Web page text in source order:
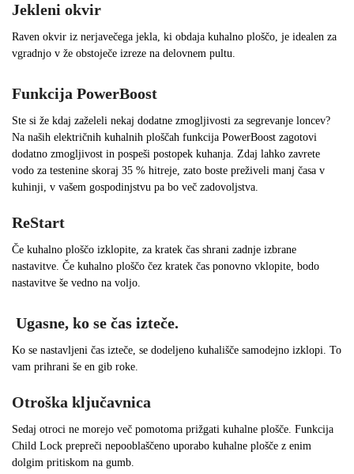
Jekleni okvir
Raven okvir iz nerjavečega jekla, ki obdaja kuhalno ploščo, je idealen za
vgradnjo v že obstoječe izreze na delovnem pultu.
Funkcija PowerBoost
Ste si že kdaj zaželeli nekaj dodatne zmogljivosti za segrevanje loncev?
Na naših električnih kuhalnih ploščah funkcija PowerBoost zagotovi
dodatno zmogljivost in pospeši postopek kuhanja. Zdaj lahko zavrete
vodo za testenine skoraj 35 % hitreje, zato boste preživeli manj časa v
kuhinji, v vašem gospodinjstvu pa bo več zadovoljstva.
ReStart
Če kuhalno ploščo izklopite, za kratek čas shrani zadnje izbrane
nastavitve. Če kuhalno ploščo čez kratek čas ponovno vklopite, bodo
nastavitve še vedno na voljo.
Ugasne, ko se čas izteče.
Ko se nastavljeni čas izteče, se dodeljeno kuhališče samodejno izklopi. To
vam prihrani še en gib roke.
Otroška ključavnica
Sedaj otroci ne morejo več pomotoma prižgati kuhalne plošče. Funkcija
Child Lock prepreči nepooblaščeno uporabo kuhalne plošče z enim
dolgim pritiskom na gumb.